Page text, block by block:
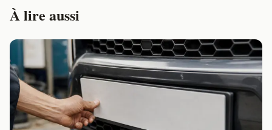
À lire aussi